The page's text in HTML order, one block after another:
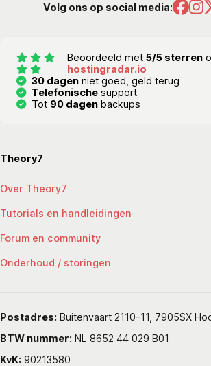
Volg ons op social media:
Beoordeeld met 5/5 sterren
hostingradar.io
30 dagen niet goed, geld terug
Telefonische support
Tot 90 dagen backups
Theory7
Over Theory7
Tutorials en handleidingen
Forum en community
Onderhoud / storingen
Postadres: Buitenvaart 2110-11, 7905SX
BTW nummer: NL 8652 44 029 B01
KvK: 90213580